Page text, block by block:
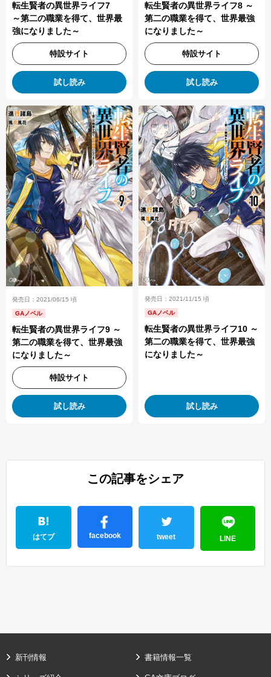
転生賢者の異世界ライフ7
～第二の職業を得て、世界最
強になりました～
特設サイト
試し読み
転生賢者の異世界ライフ8 ～
第二の職業を得て、世界最強
になりました～
特設サイト
試し読み
発売日：2021/06/15 頃
GAノベル
転生賢者の異世界ライフ9 ～
第二の職業を得て、世界最強
になりました～
特設サイト
試し読み
発売日：2021/11/15 頃
GAノベル
転生賢者の異世界ライフ10 ～
第二の職業を得て、世界最強
になりました～
試し読み
この記事をシェア
はてブ facebook tweet LINE
新刊情報 書籍情報一覧